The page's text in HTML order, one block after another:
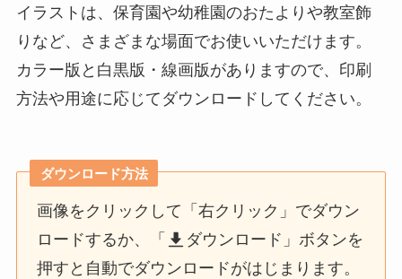
イラストは、保育園や幼稚園のおたよりや教室飾
りなど、さまざまな場面でお使いいただけます。
カラー版と白黒版・線画版がありますので、印刷
方法や用途に応じてダウンロードしてください。
ダウンロード方法
画像をクリックして「右クリック」でダウン
ロードするか、「
ダウンロード」ボタンを
押すと自動でダウンロードがはじまります。